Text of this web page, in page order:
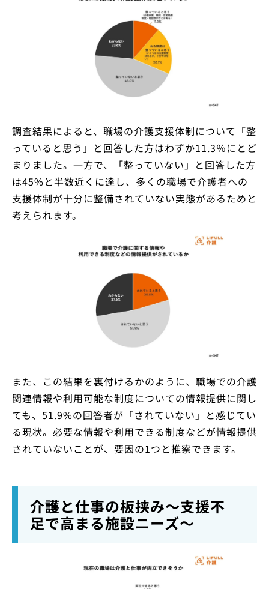
調査結果によると、職場の介護支援体制について「整
っていると思う」と回答した方はわずか11.3％にとど
まりました。一方で、「整っていない」と回答した方
は45%と半数近くに達し、多くの職場で介護者への
支援体制が十分に整備されていない実態があるためと
考えられます。
また、この結果を裏付けるかのように、職場での介護
関連情報や利用可能な制度についての情報提供に関し
ても、51.9%の回答者が「されていない」と感じてい
る現状。必要な情報や利用できる制度などが情報提供
されていないことが、要因の1つと推察できます。
介護と仕事の板挟み～支援不
足で高まる施設ニーズ～